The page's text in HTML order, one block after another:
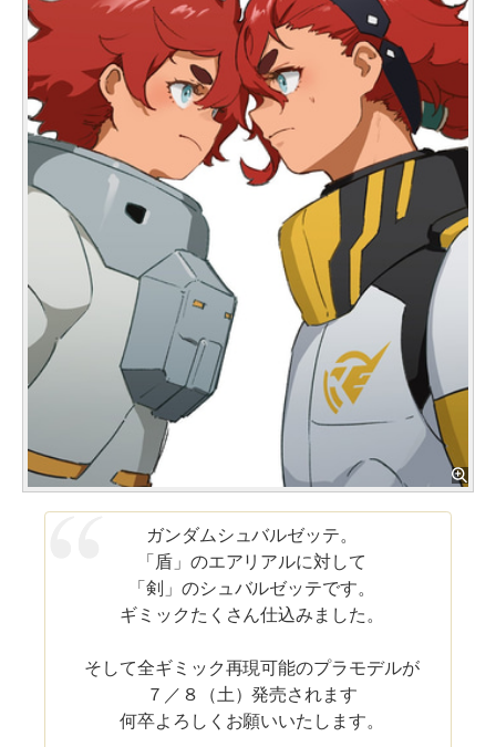
ガンダムシュバルゼッテ。
「盾」のエアリアルに対して
「剣」のシュバルゼッテです。
ギミックたくさん仕込みました。
そして全ギミック再現可能のプラモデルが
７／８（土）発売されます
何卒よろしくお願いいたします。